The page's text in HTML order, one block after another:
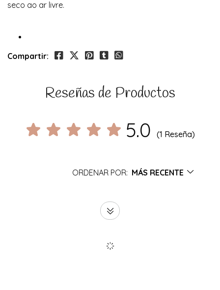
seco ao ar livre.
Compartir:
Reseñas de Productos
5.0 (1 Reseña)
ORDENAR POR: MÁS RECENTE